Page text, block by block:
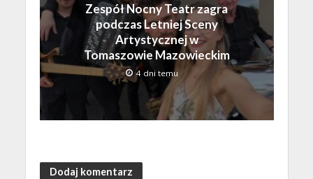
Zespół Nocny Teatr zagra
podczas Letniej Sceny
Artystycznej w
Tomaszowie Mazowieckim
4 dni temu
Dodaj komentarz